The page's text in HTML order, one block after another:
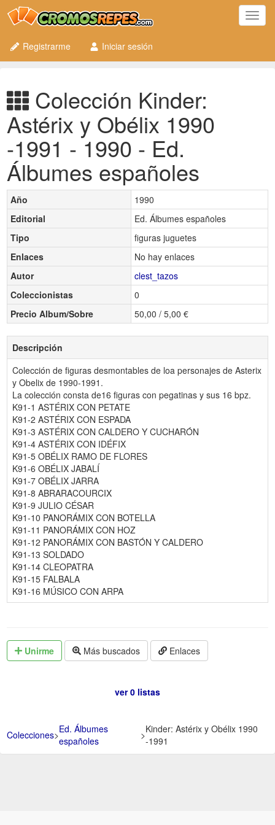
Registrarme
Iniciar sesión
Colección Kinder:
Astérix y Obélix 1990
-1991 - 1990 - Ed.
Álbumes españoles
Año
1990
Editorial
Ed. Álbumes españoles
Tipo
figuras juguetes
Enlaces
No hay enlaces
Autor
clest_tazos
Coleccionistas
0
Precio Album/Sobre
50,00 / 5,00 €
Descripción
Colección de figuras desmontables de loa personajes de Asterix
y Obelix de 1990-1991.
La colección consta de16 figuras con pegatinas y sus 16 bpz.
K91-1 ASTÉRIX CON PETATE
K91-2 ASTÉRIX CON ESPADA
K91-3 ASTÉRIX CON CALDERO Y CUCHARÓN
K91-4 ASTÉRIX CON IDÉFIX
K91-5 OBÉLIX RAMO DE FLORES
K91-6 OBÉLIX JABALÍ
K91-7 OBÉLIX JARRA
K91-8 ABRARACOURCIX
K91-9 JULIO CÉSAR
K91-10 PANORÁMIX CON BOTELLA
K91-11 PANORÁMIX CON HOZ
K91-12 PANORÁMIX CON BASTÓN Y CALDERO
K91-13 SOLDADO
K91-14 CLEOPATRA
K91-15 FALBALA
K91-16 MÚSICO CON ARPA
Unirme Más buscados Enlaces
ver 0 listas
Colecciones>Ed. Álbumes
españoles
>Kinder: Astérix y Obélix 1990
-1991